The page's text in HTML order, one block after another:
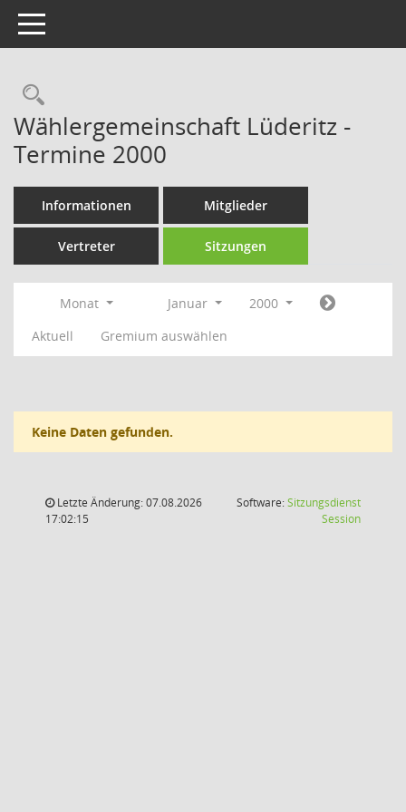
Toggle navigation
Rechercheauswahl
Wählergemeinschaft Lüderitz -
Termine 2000
Informationen Mitglieder
Vertreter Sitzungen
Monat Januar
2000
Aktuell
Gremium auswählen
Keine Daten gefunden.
Letzte Änderung: 07.08.2026
17:02:15
Software:Sitzungsdienst
Session(Wird in